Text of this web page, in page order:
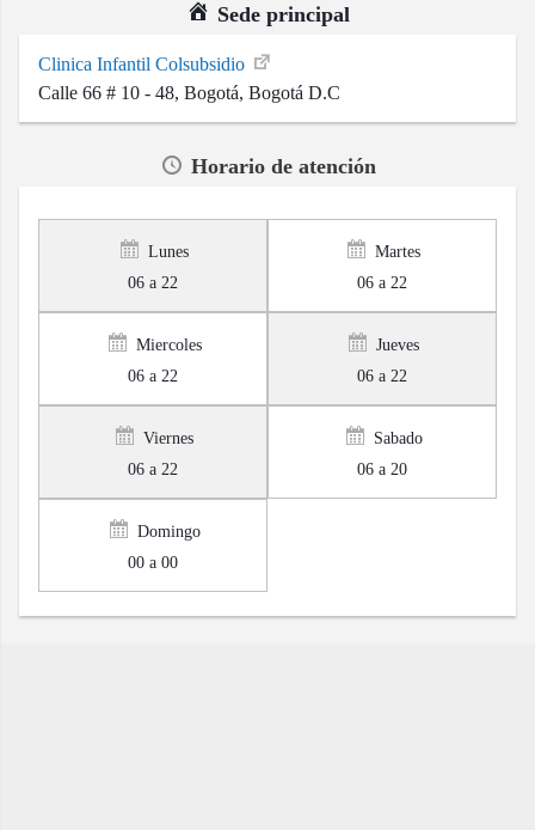
Sede principal
Clinica Infantil Colsubsidio
Calle 66 # 10 - 48, Bogotá, Bogotá D.C
Horario de atención
Lunes
06 a 22
Martes
06 a 22
Miercoles
06 a 22
Jueves
06 a 22
Viernes
06 a 22
Sabado
06 a 20
Domingo
00 a 00